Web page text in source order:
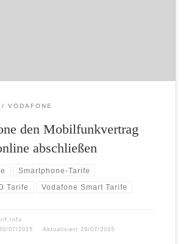
VODAFONE
den Mobilfunkvertrag
abschließen
Smartphone-Tarife
Tarife Vodafone Smart Tarife
07/2015 Aktualisiert 29/07/2015